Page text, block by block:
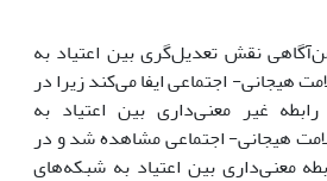
به جدول ۳ ذهن‌آگاهی نقش تعدیل‌گری بین اعتیاد به
هیجانی- اجتماعی ایفا می‌کند زیرا در
غیر معنی‌داری بین اعتیاد به
هیجانی- اجتماعی مشاهده شد و در
معنی‌داری بین اعتیاد به شبکه‌های